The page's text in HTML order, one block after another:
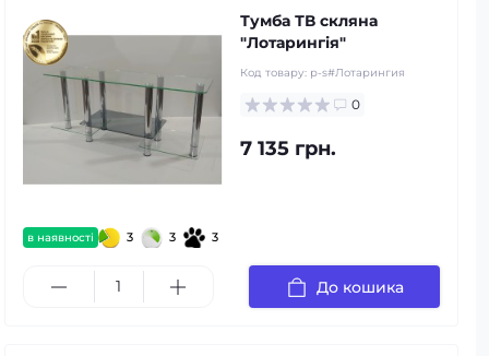
в наявності 3 3 3
Тумба ТВ скляна
"Лотарингія"
Код товару: p-s#Лотарингия
0
7 135 грн.
До кошика